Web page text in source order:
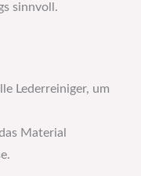
sinnvoll.
Lederreiniger, um
Material